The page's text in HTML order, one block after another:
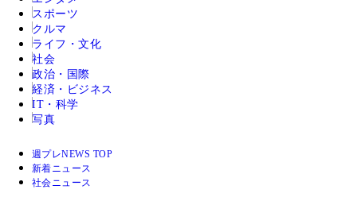
スポーツ
クルマ
ライフ・文化
社会
政治・国際
経済・ビジネス
IT・科学
写真
週プレNEWS TOP
新着ニュース
社会ニュース